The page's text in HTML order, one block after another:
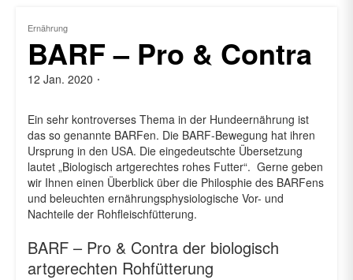
Ernährung
BARF – Pro & Contra
12 Jan. 2020
Ein sehr kontroverses Thema in der Hundeernährung ist
das so genannte BARFen. Die BARF-Bewegung hat ihren
Ursprung in den USA. Die eingedeutschte Übersetzung
lautet „Biologisch artgerechtes rohes Futter“. Gerne geben
wir Ihnen einen Überblick über die Philosphie des BARFens
und beleuchten ernährungsphysiologische Vor- und
Nachteile der Rohfleischfütterung.
BARF – Pro & Contra der biologisch
artgerechten Rohfütterung